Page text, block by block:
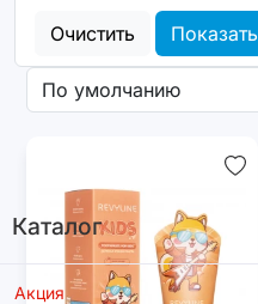
Каталог
Акция
Очистить Показать